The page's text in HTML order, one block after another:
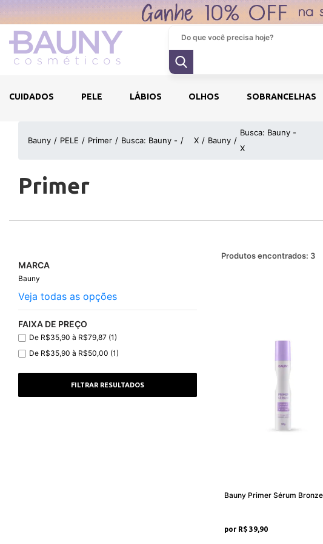
CUIDADOS PELE LÁBIOS OLHOS SOBRANCELHAS
Bauny PELE Primer Busca: Bauny - X Bauny
Busca: Bauny -
X
Primer
MARCA
Bauny
Veja todas as opções
FAIXA DE PREÇO
De R$35,90 à R$79,87 (1)
De R$35,90 à R$50,00 (1)
Produtos encontrados: 3
Bauny Primer Sérum
R$ 39,90